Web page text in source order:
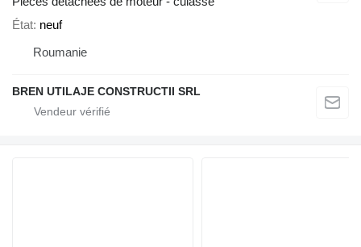
État neuf
Roumanie
BREN UTILAJE CONSTRUCTII SRL